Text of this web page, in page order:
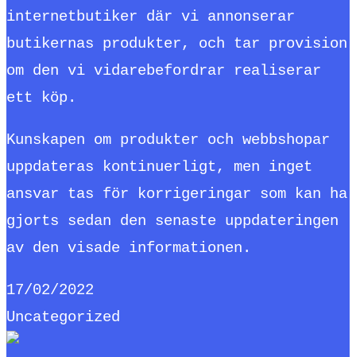
internetbutiker där vi annonserar
butikernas produkter, och tar provision
om den vi vidarebefordrar realiserar
ett köp.
Kunskapen om produkter och webbshopar
uppdateras kontinuerligt, men inget
ansvar tas för korrigeringar som kan ha
gjorts sedan den senaste uppdateringen
av den visade informationen.
17/02/2022
Uncategorized